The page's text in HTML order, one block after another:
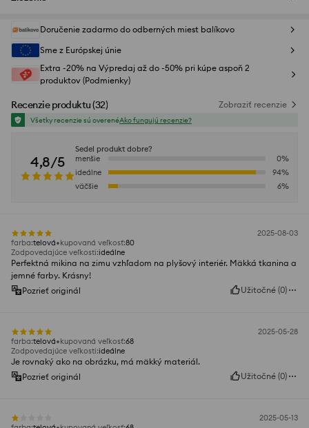
Doručenie zadarmo do odberných miest balíkovo
Sme z Európskej únie
Extra -20% na Výpredaj až do -50% pri kúpe aspoň 2
produktov (Podmienky)
Recenzie produktu(32) Zobraziť recenzie
Všetky recenzie sú overenéAko fungujú recenzie?
4,8/5
Sedel produkt dobre?
menšie
0%
ideálne
94%
väčšie
6%
2025-08-03
farba:telová kupovaná veľkosť:80
Zodpovedajúce veľkosti:ideálne
Perfektná mikina na zimu vzhľadom na plyšový interiér. Mäkká tkanina a
jemné farby. Krásny!
Pozrieť originál
Užitočné (0)
2025-05-28
farba:telová kupovaná veľkosť:68
Zodpovedajúce veľkosti:ideálne
Je rovnaký ako na obrázku, má mäkký materiál.
Pozrieť originál
Užitočné (0)
2025-05-13